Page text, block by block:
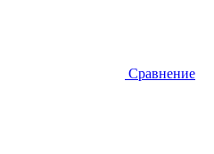
Сравнение